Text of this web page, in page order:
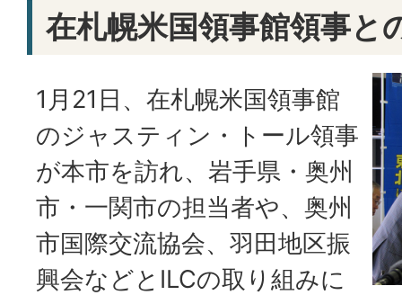
在札幌米国領事館領事と
1月21日、在札幌米国領事館
のジャスティン・トール領事
が本市を訪れ、岩手県・奥州
市・一関市の担当者や、奥州
市国際交流協会、羽田地区振
興会などとILCの取り組みに